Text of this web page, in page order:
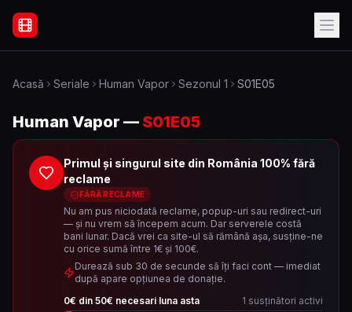
Filme Online Subtitrate - Acasă
Acasă Seriale Human Vapor Sezonul 1 S01E05
Human Vapor — S01E05
Primul și singurul site din România 100% fără
reclame
FĂRĂ RECLAME
Nu am pus niciodată reclame, popup-uri sau redirect-uri
— și nu vrem să începem acum. Dar serverele costă
bani lunar. Dacă vrei ca site-ul să rămână așa, susține-ne
cu orice sumă între 1€ și 100€.
Durează sub 30 de secunde să îți faci cont — imediat
după apare opțiunea de donație.
0€ din 50€ necesari luna asta 1 susținători activi